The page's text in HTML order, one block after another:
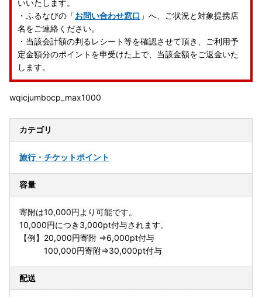
いいたします。
・ふるなびの「お問い合わせ窓口 」へ、ご状況と対象提携店
名をご連絡ください。
・当該会計額の判るレシート等を確認させて頂き、ご利用予
定金額分のポイントを申受けた上で、当該金額をご返金いた
します。
wqicjumbocp_max1000
カテゴリ
旅行・チケットポイント
容量
寄附は10,000円より可能です。
10,000円につき3,000pt付与されます。
【例】20,000円寄附 ⇒6,000pt付与
100,000円寄附⇒30,000pt付与
配送